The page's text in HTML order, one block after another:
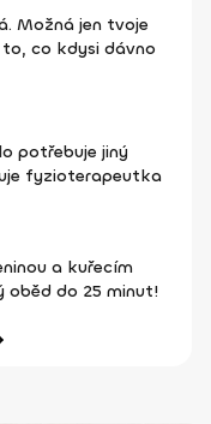
Možná jen tvoje
co kdysi dávno
potřebuje jiný
fyzioterapeutka
a kuřecím
oběd do 25 minut!